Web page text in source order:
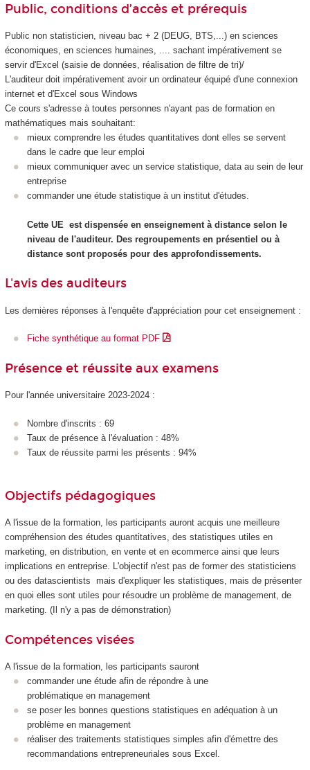
Public, conditions d’accès et prérequis
Public non statisticien, niveau bac + 2 (DEUG, BTS,...) en sciences
économiques, en sciences humaines, .... sachant impérativement se
servir d'Excel (saisie de données, réalisation de filtre de tri)/
L'auditeur doit impérativement avoir un ordinateur équipé d'une connexion
internet et d'Excel sous Windows
Ce cours s'adresse à toutes personnes n'ayant pas de formation en
mathématiques mais souhaitant:
mieux comprendre les études quantitatives dont elles se servent
dans le cadre que leur emploi
mieux communiquer avec un service statistique, data au sein de leur
entreprise
commander une étude statistique à un institut d'études.
Cette UE est dispensée en enseignement à distance selon le
niveau de l'auditeur. Des regroupements en présentiel ou à
distance sont proposés pour des approfondissements.
L'avis des auditeurs
Les dernières réponses à l'enquête d'appréciation pour cet enseignement :
Fiche synthétique au format PDF
Présence et réussite aux examens
Pour l'année universitaire 2023-2024 :
Nombre d'inscrits : 69
Taux de présence à l'évaluation : 48%
Taux de réussite parmi les présents : 94%
Objectifs pédagogiques
A l'issue de la formation, les participants auront acquis une meilleure
compréhension des études quantitatives, des statistiques utiles en
marketing, en distribution, en vente et en ecommerce ainsi que leurs
implications en entreprise. L'objectif n'est pas de former des statisticiens
ou des datascientists mais d'expliquer les statistiques, mais de présenter
en quoi elles sont utiles pour résoudre un problème de management, de
marketing. (Il n'y a pas de démonstration)
Compétences visées
A l'issue de la formation, les participants sauront
commander une étude afin de répondre à une
problématique en management
se poser les bonnes questions statistiques en adéquation à un
problème en management
réaliser des traitements statistiques simples afin d'émettre des
recommandations entrepreneuriales sous Excel.